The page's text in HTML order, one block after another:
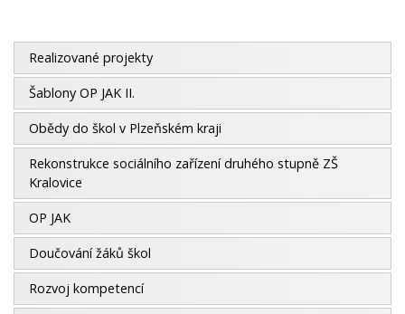
Realizované projekty
Šablony OP JAK II.
Obědy do škol v Plzeňském kraji
Rekonstrukce sociálního zařízení druhého stupně ZŠ
Kralovice
OP JAK
Doučování žáků škol
Rozvoj kompetencí